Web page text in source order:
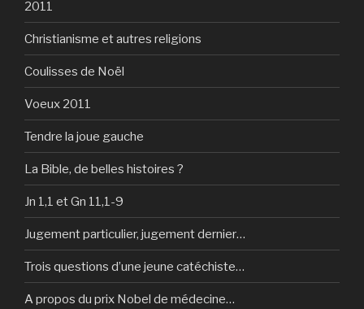
2011
Christianisme et autres religions
Coulisses de Noël
Voeux 2011
Tendre la joue gauche
La Bible, de belles histoires ?
Jn 1,1 et Gn 11,1-9
Jugement particulier, jugement dernier…
Trois questions d’une jeune catéchiste…
A propos du prix Nobel de médecine…